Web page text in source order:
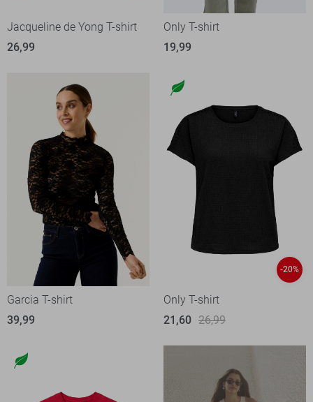
Jacqueline de Yong T-shirt
26,99
Only T-shirt
19,99
Garcia T-shirt
39,99
-20%
Only T-shirt
21,60 26,99